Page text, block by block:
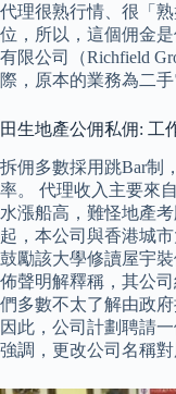
代理很熟行情、很「
位，所以，這個佣金
有限公司（Richfield
際，原本的業務為二手
田生地產公佣私佣: 工
拆佣多數採用跳Bar制
率。 代理收入主要來
水漲船高，難怪地產
起，本公司與香港城
鼓勵該大學修讀屋宇
佈聲明解釋稱，其公
們多數不太了解由政
因此，公司計劃聘請
強調，更改公司名稱